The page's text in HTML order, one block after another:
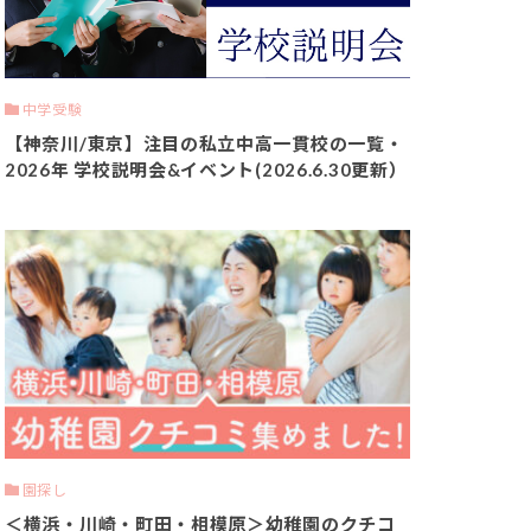
中学受験
【神奈川/東京】注目の私立中高一貫校の一覧・
2026年 学校説明会&イベント(2026.6.30更新）
園探し
＜横浜・川崎・町田・相模原＞幼稚園のクチコ